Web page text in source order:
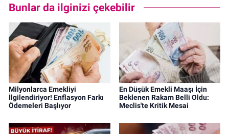
Bunlar da ilginizi çekebilir
Milyonlarca Emekliyi
İlgilendiriyor! Enflasyon Farkı
Ödemeleri Başlıyor
En Düşük Emekli Maaşı İçin
Beklenen Rakam Belli Oldu:
Meclis'te Kritik Mesai